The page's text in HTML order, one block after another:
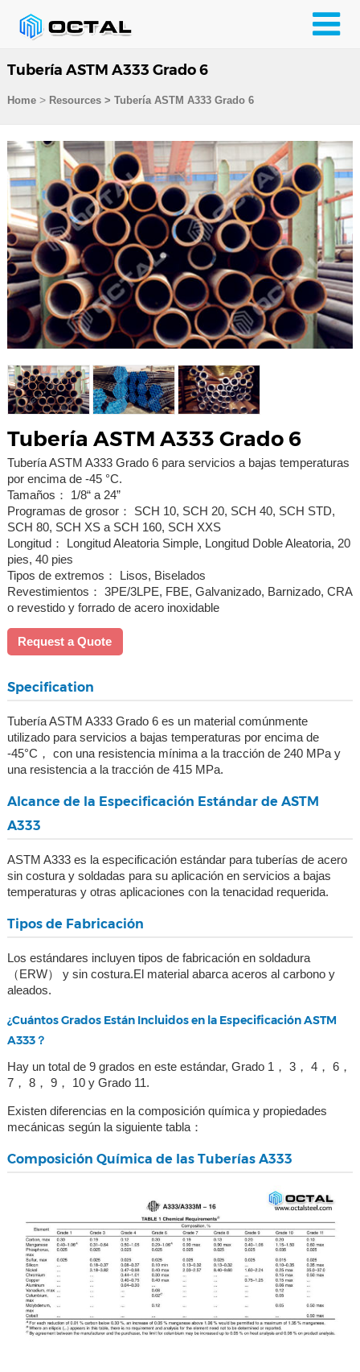
Tubería ASTM A333 Grado 6
Home> Resources> Tubería ASTM A333 Grado 6
Tubería ASTM A333 Grado 6
Tubería ASTM A333 Grado 6 para servicios a bajas temperaturas
por encima de -45 °C.
Tamaños： 1/8“ a 24”
Programas de grosor： SCH 10, SCH 20, SCH 40, SCH STD,
SCH 80, SCH XS a SCH 160, SCH XXS
Longitud： Longitud Aleatoria Simple, Longitud Doble Aleatoria, 20
pies, 40 pies
Tipos de extremos： Lisos, Biselados
Revestimientos： 3PE/3LPE, FBE, Galvanizado, Barnizado, CRA
o revestido y forrado de acero inoxidable
Request a Quote
Specification
Tubería ASTM A333 Grado 6 es un material comúnmente
utilizado para servicios a bajas temperaturas por encima de
-45°C， con una resistencia mínima a la tracción de 240 MPa y
una resistencia a la tracción de 415 MPa.
Alcance de la Especificación Estándar de ASTM
A333
ASTM A333 es la especificación estándar para tuberías de acero
sin costura y soldadas para su aplicación en servicios a bajas
temperaturas y otras aplicaciones con la tenacidad requerida.
Tipos de Fabricación
Los estándares incluyen tipos de fabricación en soldadura
（ERW） y sin costura.El material abarca aceros al carbono y
aleados.
¿Cuántos Grados Están Incluidos en la Especificación ASTM
A333？
Hay un total de 9 grados en este estándar, Grado 1， 3， 4， 6，
7， 8， 9， 10 y Grado 11.
Existen diferencias en la composición química y propiedades
mecánicas según la siguiente tabla：
Composición Química de las Tuberías A333